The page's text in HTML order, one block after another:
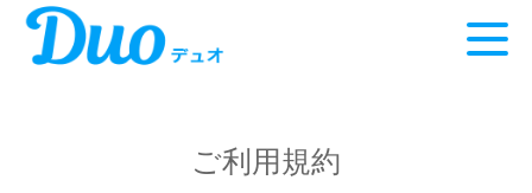
ご利用規約